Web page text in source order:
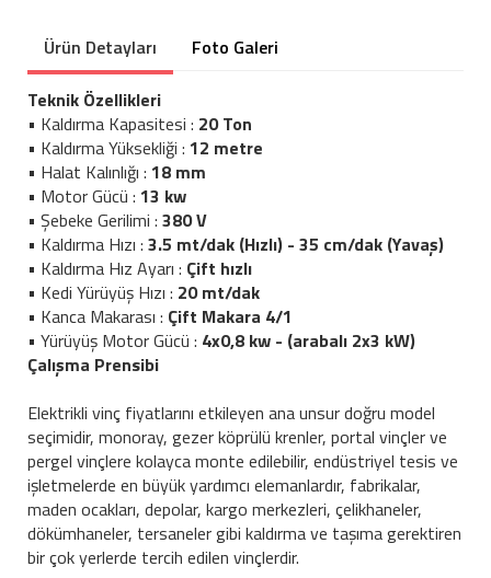
Ürün Detayları
Foto Galeri
Teknik Özellikleri
• Kaldırma Kapasitesi : 20 Ton
• Kaldırma Yüksekliği : 12 metre
• Halat Kalınlığı : 18 mm
• Motor Gücü : 13 kw
• Şebeke Gerilimi : 380 V
• Kaldırma Hızı : 3.5 mt/dak (Hızlı) - 35 cm/dak (Yavaş)
• Kaldırma Hız Ayarı : Çift hızlı
• Kedi Yürüyüş Hızı : 20 mt/dak
• Kanca Makarası : Çift Makara 4/1
• Yürüyüş Motor Gücü : 4x0,8 kw - (arabalı 2x3 kW)
Çalışma Prensibi
Elektrikli vinç fiyatlarını etkileyen ana unsur doğru model
seçimidir, monoray, gezer köprülü krenler, portal vinçler ve
pergel vinçlere kolayca monte edilebilir, endüstriyel tesis ve
işletmelerde en büyük yardımcı elemanlardır, fabrikalar,
maden ocakları, depolar, kargo merkezleri, çelikhaneler,
dökümhaneler, tersaneler gibi kaldırma ve taşıma gerektiren
bir çok yerlerde tercih edilen vinçlerdir.